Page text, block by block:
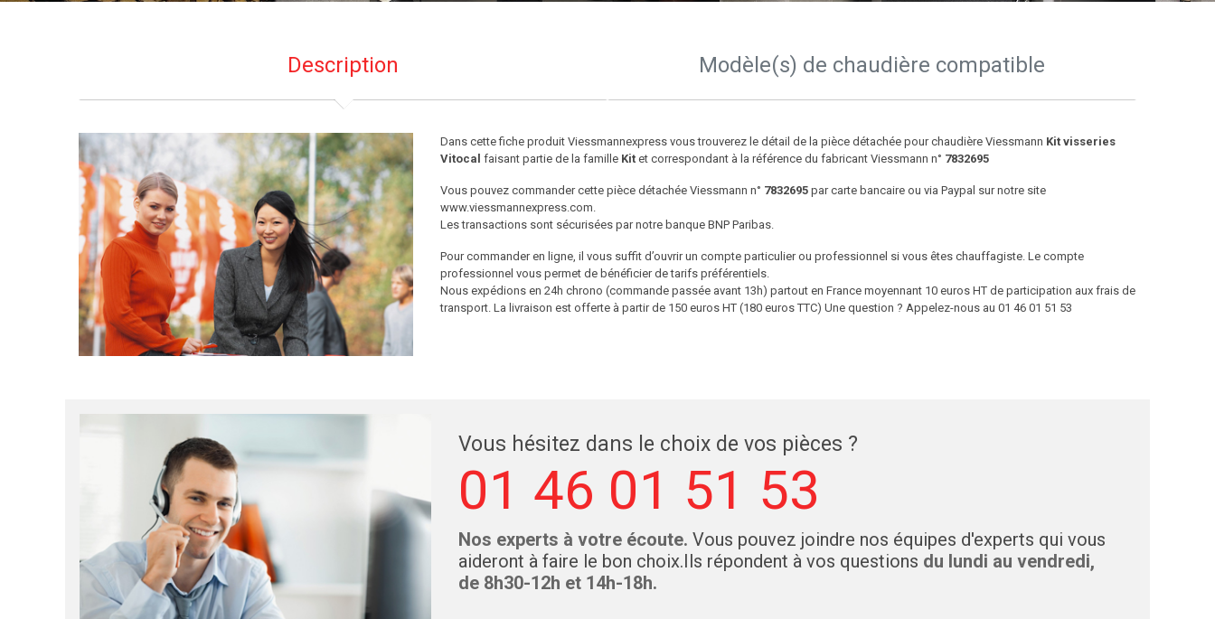
Description Modèle(s) de chaudière compatible
Dans cette fiche produit Viessmannexpress vous trouverez le détail de la pièce détachée pour chaudière Viessmann Kit visseries
Vitocal faisant partie de la famille Kitet correspondant à la référence du fabricant Viessmann n° 7832695
Vous pouvez commander cette pièce détachée Viessmann n° 7832695par carte bancaire ou via Paypal sur notre site
www.viessmannexpress.com.
Les transactions sont sécurisées par notre banque BNP Paribas.
Pour commander en ligne, il vous suffit d’ouvrir un compte particulier ou professionnel si vous êtes chauffagiste. Le compte
professionnel vous permet de bénéficier de tarifs préférentiels.
Nous expédions en 24h chrono (commande passée avant 13h) partout en France moyennant 10 euros HT de participation aux frais de
transport. La livraison est offerte à partir de 150 euros HT (180 euros TTC) Une question ? Appelez-nous au 01 46 01 51 53
Vous hésitez dans le choix de vos pièces ?
01 46 01 51 53
Nos experts à votre écoute. Vous pouvez joindre nos équipes d'experts qui vous
aideront à faire le bon choix.Ils répondent à vos questions du lundi au vendredi,
de 8h30-12h et 14h-18h.